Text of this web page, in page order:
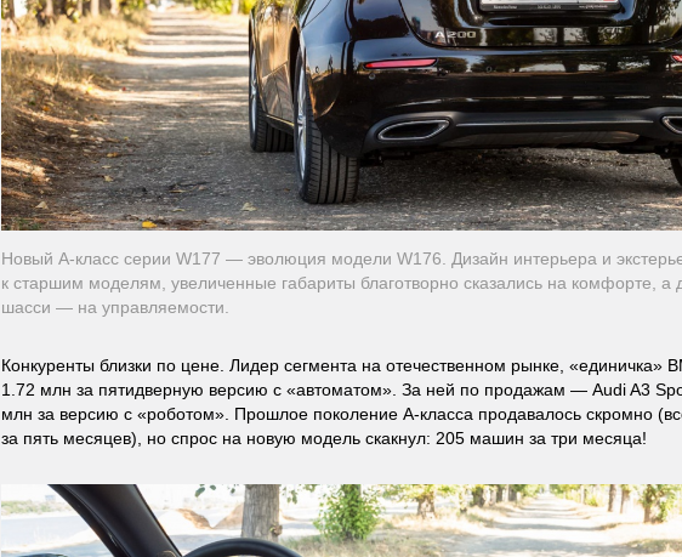
Новый A-класс серии W177 — эволюция модели W176. Дизайн интерьера и
к старшим моделям, увеличенные габариты благотворно сказались на комфорте, а
шасси — на управляемости.
Конкуренты близки по цене. Лидер сегмента на отечественном рынке, «единичка»
1.72 млн за пятидверную версию с «автоматом». За ней по продажам — Audi A3
млн за версию с «роботом». Прошлое поколение А-класса продавалось скромно
за пять месяцев), но спрос на новую модель скакнул: 205 машин за три месяца!